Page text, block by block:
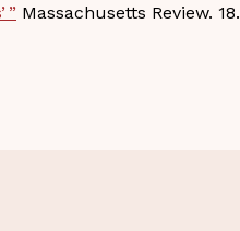
” Massachusetts Review. 18.